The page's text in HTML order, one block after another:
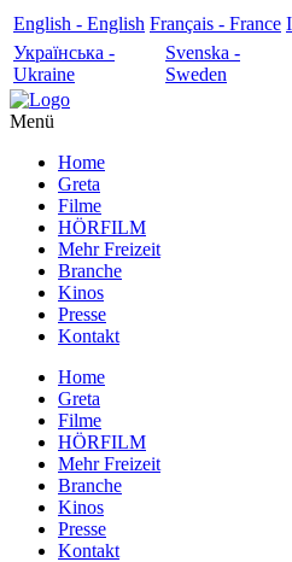
English - English Français - France
Українська -
Ukraine
Svenska -
Sweden
Menü
Home
Greta
Filme
HÖRFILM
Mehr Freizeit
Branche
Kinos
Presse
Kontakt
Home
Greta
Filme
HÖRFILM
Mehr Freizeit
Branche
Kinos
Presse
Kontakt